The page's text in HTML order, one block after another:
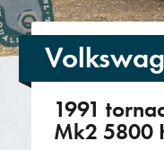
1991
Mk2 5800